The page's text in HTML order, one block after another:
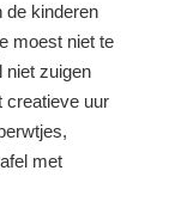
de kinderen
moest niet te
niet zuigen
creatieve uur
met